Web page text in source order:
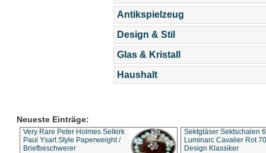
Antikspielzeug
Design & Stil
Glas & Kristall
Haushalt
Neueste Einträge:
Very Rare Peter Holmes Selkirk
Paul Ysart Style Paperweight /
Briefbeschwerer
Sektgläser Sektschalen
Luminarc Cavalier Rot
Design Klassiker